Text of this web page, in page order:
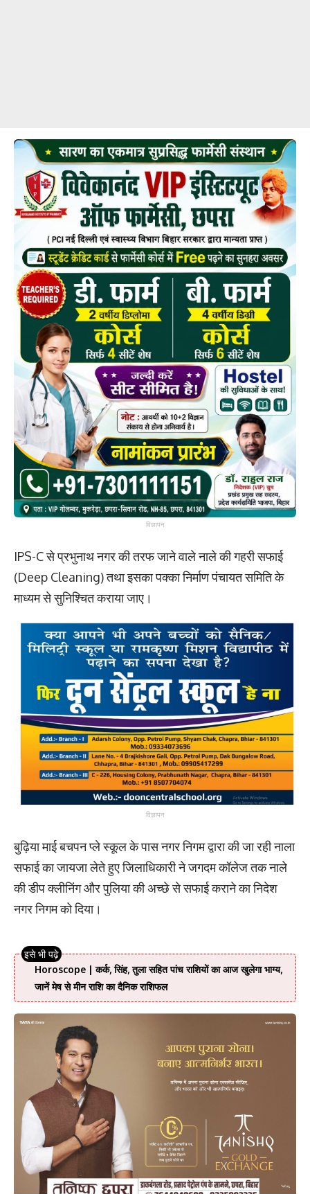
विज्ञापन
IPS-C से प्रभुनाथ नगर की तरफ जाने वाले नाले की गहरी सफाई
(Deep Cleaning) तथा इसका पक्का निर्माण पंचायत समिति के
माध्यम से सुनिश्चित कराया जाए।
विज्ञापन
बुढ़िया माई बचपन प्ले स्कूल के पास नगर निगम द्वारा की जा रही नाला
सफाई का जायजा लेते हुए जिलाधिकारी ने जगदम कॉलेज तक नाले
की डीप क्लीनिंग और पुलिया की अच्छे से सफाई कराने का निदेश
नगर निगम को दिया।
Horoscope | कर्क, सिंह, तुला सहित पांच राशियों का आज खुलेगा भाग्य,
जानें मेष से मीन राशि का दैनिक राशिफल